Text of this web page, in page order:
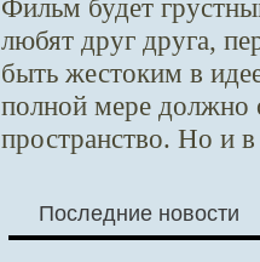
Фильм будет
любят друг друга,
быть жестоким в
полной мере должно
пространство. Но и
Последние новости